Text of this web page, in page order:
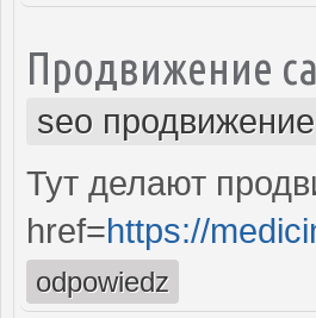
Продвижение
seo
Тут делают
href=https://
odpowiedz